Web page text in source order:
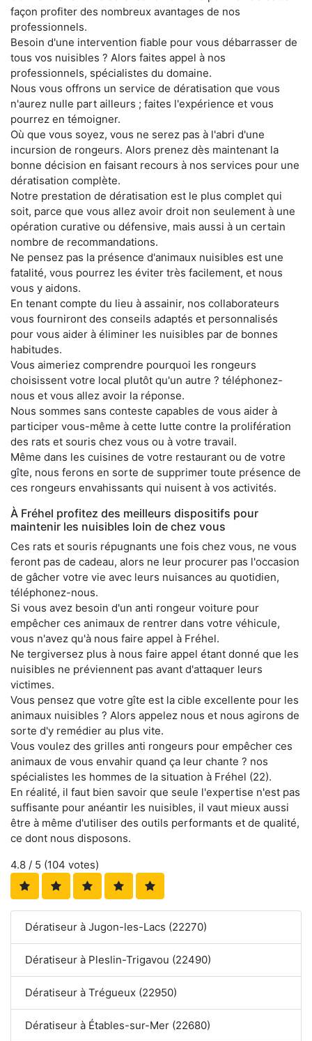
façon profiter des nombreux avantages de nos
professionnels.
Besoin d'une intervention fiable pour vous débarrasser de
tous vos nuisibles ? Alors faites appel à nos
professionnels, spécialistes du domaine.
Nous vous offrons un service de dératisation que vous
n'aurez nulle part ailleurs ; faites l'expérience et vous
pourrez en témoigner.
Où que vous soyez, vous ne serez pas à l'abri d'une
incursion de rongeurs. Alors prenez dès maintenant la
bonne décision en faisant recours à nos services pour une
dératisation complète.
Notre prestation de dératisation est le plus complet qui
soit, parce que vous allez avoir droit non seulement à une
opération curative ou défensive, mais aussi à un certain
nombre de recommandations.
Ne pensez pas la présence d'animaux nuisibles est une
fatalité, vous pourrez les éviter très facilement, et nous
vous y aidons.
En tenant compte du lieu à assainir, nos collaborateurs
vous fourniront des conseils adaptés et personnalisés
pour vous aider à éliminer les nuisibles par de bonnes
habitudes.
Vous aimeriez comprendre pourquoi les rongeurs
choisissent votre local plutôt qu'un autre ? téléphonez-
nous et vous allez avoir la réponse.
Nous sommes sans conteste capables de vous aider à
participer vous-même à cette lutte contre la prolifération
des rats et souris chez vous ou à votre travail.
Même dans les cuisines de votre restaurant ou de votre
gîte, nous ferons en sorte de supprimer toute présence de
ces rongeurs envahissants qui nuisent à vos activités.
À Fréhel profitez des meilleurs dispositifs pour
maintenir les nuisibles loin de chez vous
Ces rats et souris répugnants une fois chez vous, ne vous
feront pas de cadeau, alors ne leur procurer pas l'occasion
de gâcher votre vie avec leurs nuisances au quotidien,
téléphonez-nous.
Si vous avez besoin d'un anti rongeur voiture pour
empêcher ces animaux de rentrer dans votre véhicule,
vous n'avez qu'à nous faire appel à Fréhel.
Ne tergiversez plus à nous faire appel étant donné que les
nuisibles ne préviennent pas avant d'attaquer leurs
victimes.
Vous pensez que votre gîte est la cible excellente pour les
animaux nuisibles ? Alors appelez nous et nous agirons de
sorte d'y remédier au plus vite.
Vous voulez des grilles anti rongeurs pour empêcher ces
animaux de vous envahir quand ça leur chante ? nos
spécialistes les hommes de la situation à Fréhel (22).
En réalité, il faut bien savoir que seule l'expertise n'est pas
suffisante pour anéantir les nuisibles, il vaut mieux aussi
être à même d'utiliser des outils performants et de qualité,
ce dont nous disposons.
4.8 / 5 (104 votes)
Dératiseur à Jugon-les-Lacs (22270)
Dératiseur à Pleslin-Trigavou (22490)
Dératiseur à Trégueux (22950)
Dératiseur à Étables-sur-Mer (22680)